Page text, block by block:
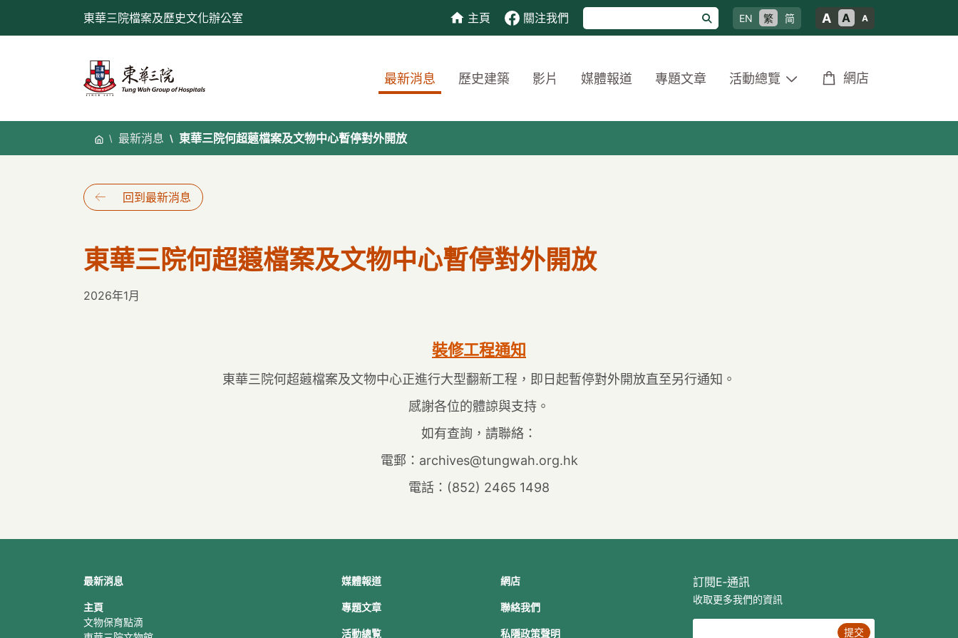
東華三院檔案及歷史文化辦公室 主頁 關注我們 EN 繁 简 A A A
最新消息 歷史建築 影片 媒體報道 專題文章 活動總覽 網店
最新消息 東華三院何超蕸檔案及文物中心暫停對外開放
回到最新消息
東華三院何超蕸檔案及文物中心暫停對外開放
2026年1月
裝修工程通知
東華三院何超蕸檔案及文物中心正進行大型翻新工程，即日起暫停對外開放直至另行通知。
感謝各位的體諒與支持。
如有查詢，請聯絡：
電郵： archives@tungwah.org.hk
電話： (852) 2465 1498
最新消息
主頁
文物保育點滴
媒體報道
專題文章
活動總覧
網店
聯絡我們
私隱政策聲明
訂閱E‐通訊
收取更多我們的資訊
提交